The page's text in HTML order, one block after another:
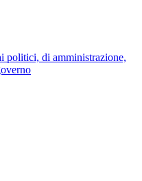
politici, di amministrazione,